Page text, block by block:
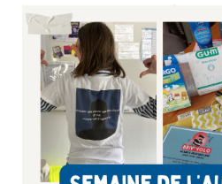
HOLA : un espace d’écoute
aux aidants en Corrèze
27 mai 2026 Culture & Loisirs
Parce qu’accompagner un
parfois être éprouvant, HOLA –
pour les Aidants – propose en
par les aidants, pour les
chaleureux, HOLA permet aux
trouver...